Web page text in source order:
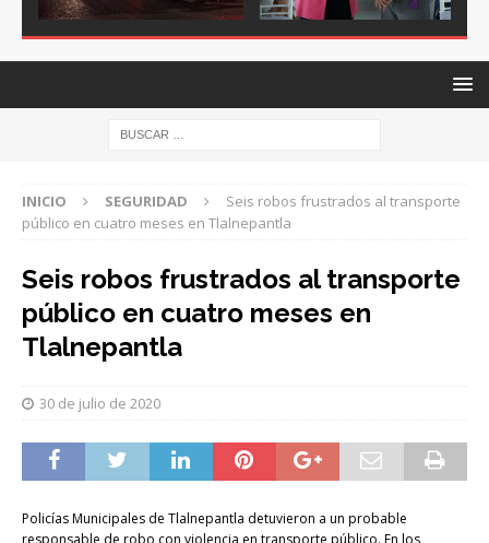
INICIO SEGURIDAD
Seis robos frustrados al transporte
público en cuatro meses en Tlalnepantla
Seis robos frustrados al transporte
público en cuatro meses en
Tlalnepantla
30 de julio de 2020
Policías Municipales de Tlalnepantla detuvieron a un probable